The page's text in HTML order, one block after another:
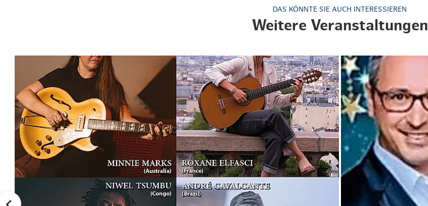
DAS KÖNNTE SIE AUCH INTERESSIEREN
Weitere Veranstaltungen
© Quelle: Reservix